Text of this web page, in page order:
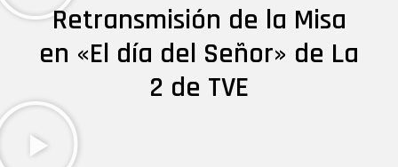
Retransmisión de la Misa
en «El día del Señor» de La
2 de TVE